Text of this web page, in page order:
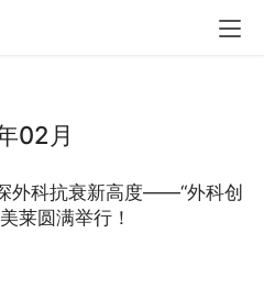
02月
外科抗衰新高度——“外科创
莱圆满举行！